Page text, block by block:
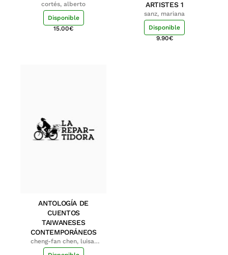
cortés, alberto
Disponible
15.00€
ARTISTES 1
sanz, mariana
Disponible
9.90€
ANTOLOGÍA DE
CUENTOS
TAIWANESES
CONTEMPORÁNEOS
cheng-fan chen, luisa;
shu-ying chang, luisa